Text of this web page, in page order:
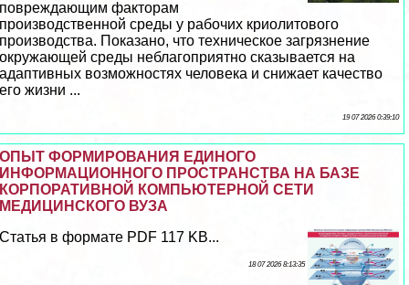
повреждающим факторам
производственной среды у рабочих криолитового
производства. Показано, что техническое загрязнение
окружающей среды нeблагоприятно сказывается на
адаптивных возможностях человека и снижает качество
его жизни ...
19 07 2026 0:39:10
ОПЫТ ФОРМИРОВАНИЯ ЕДИНОГО
ИНФОРМАЦИОННОГО ПРОСТРАНСТВА НА БАЗЕ
КОРПОРАТИВНОЙ КОМПЬЮТЕРНОЙ СЕТИ
МЕДИЦИНСКОГО ВУЗА
Статья в формате PDF 117 KB...
18 07 2026 8:13:35